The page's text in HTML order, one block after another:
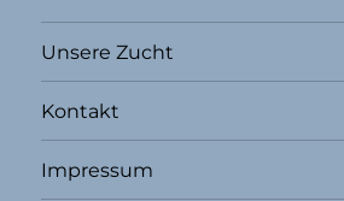
Unsere Zucht
Kontakt
Impressum